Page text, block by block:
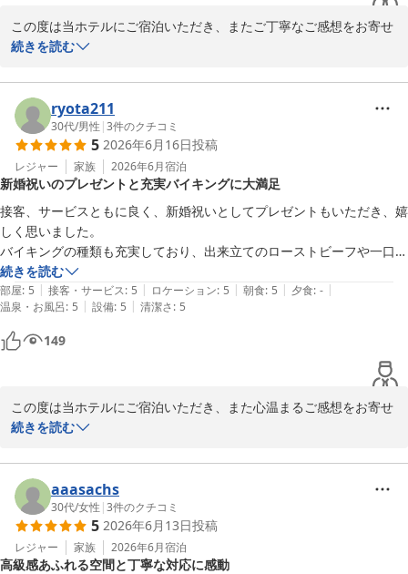
これからも、お客様お一人おひとりに寄り添い、上質な寛ぎと心に
まいります。
また沖縄へお越しの際は、ぜひPGMホテルリゾート沖縄で、穏やか
で贅沢な時間をお過ごしくださいませ。
再びお迎えできます日を、心よりお待ち申し上げております。
ＰＧＭホテルリゾート沖縄（２０２６年４月２５日 先行営業開
始）
2026-06-28
この度は当ホテルにご宿泊いただき、またご丁寧なご感想をお寄せ
いただきまして誠にありがとうございます。
ご朝食につきまして、フルーツジュースやお料理をお楽しみいただ
けたとのこと、大変嬉しく拝読いたしました。特にサトウキビご飯
をお気に召していただけたようで何よりでございます。当ホテルな
らではの味わいをお楽しみいただけましたことを光栄に存じます。
また、お部屋にご用意しておりますロクシタンのスキンケアや浴室
設備につきましてもご満足いただけたご様子を伺い、安心いたしま
した。スキンケアのパウチについての貴重なご意見もありがとうご
ざいます。今後のサービス向上の参考とさせていただきます。
さらに、スタッフへの温かいお言葉を頂戴し、心より御礼申し上げ
ます。お客様に快適で心地よい時間をお過ごしいただけるよう、ス
タッフ一同笑顔とおもてなしの心を大切にしておりますので、この
ようなお言葉は大変励みになります。
これからも皆さまにご満足いただける滞在をご提供できますよう努
めてまいります。ぜひまたお越しいただき、ゆったりとしたひとと
きをお過ごしくださいませ。
スタッフ一同、再びお迎えできます日を心よりお待ち申し上げてお
ります。
ＰＧＭホテルリゾート沖縄（２０２６年４月２５日 先行営業開
始）
2026-06-19
続きを読む
ryota211
30代/男性 |3件のクチコミ
5 2026年6月16日投稿
レジャー 家族 2026年6月宿泊
新婚祝いのプレゼントと充実バイキングに大満足
接客、サービスともに良く、新婚祝いとしてプレゼントもいただき、嬉
しく思いました。
バイキングの種類も充実しており、出来立てのローストビーフや一口小
皿でのマリネやカルパッチョはとても美味しかった。
一泊でしたが、リピートしたいホテルでした。
続きを読む
部屋: 5 | 接客・サービス: 5 | ロケーション: 5 | 朝食: 5 | 夕食: - |
温泉・お風呂: 5 | 設備: 5 | 清潔さ: 5
149
この度は当ホテルにご宿泊いただき、また心温まるご感想をお寄せ
いただきまして誠にありがとうございます。
改めまして、ご結婚おめでとうございます。おふたりの大切な記念
のご旅行に当ホテルをお選びいただけましたことを大変光栄に存じ
ます。また、新婚のお祝いとしてご用意させていただいたプレゼン
トをお喜びいただけたとのこと、スタッフ一同嬉しく拝読いたしま
した。
続きを読む
aaasachs
30代/女性 |3件のクチコミ
5 2026年6月13日投稿
レジャー 家族 2026年6月宿泊
高級感あふれる空間と丁寧な対応に感動